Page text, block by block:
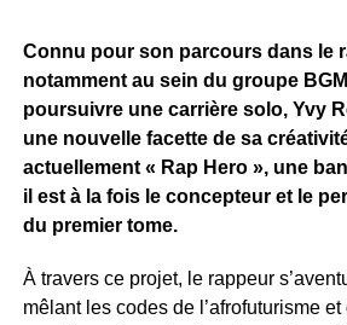
Connu pour son parcours dans le
notamment au sein du groupe
poursuivre une carrière solo, Yvy
une nouvelle facette de sa
actuellement « Rap Hero », une
il est à la fois le concepteur et le
du premier tome.
À travers ce projet, le rappeur
mêlant les codes de l’afrofuturisme et